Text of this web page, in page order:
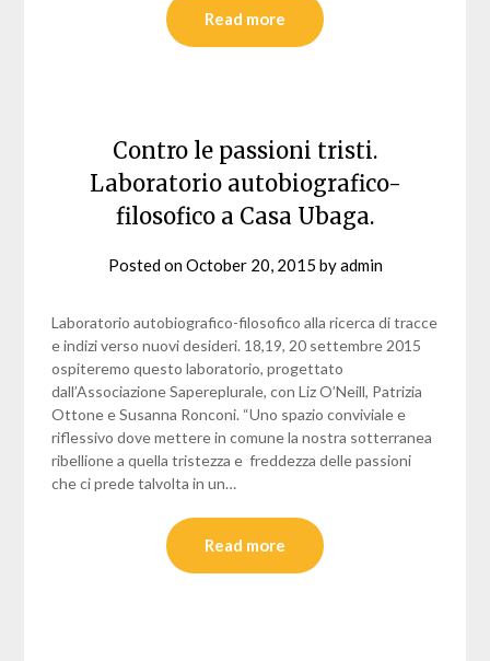
Read more
Contro le passioni tristi.
Laboratorio autobiografico-
filosofico a Casa Ubaga.
Posted onOctober 20, 2015 byadmin
Laboratorio autobiografico-filosofico alla ricerca di tracce
e indizi verso nuovi desideri. 18,19, 20 settembre 2015
ospiteremo questo laboratorio, progettato
dall’Associazione Sapereplurale, con Liz O’Neill, Patrizia
Ottone e Susanna Ronconi. “Uno spazio conviviale e
riflessivo dove mettere in comune la nostra sotterranea
ribellione a quella tristezza e freddezza delle passioni
che ci prede talvolta in un…
Read more